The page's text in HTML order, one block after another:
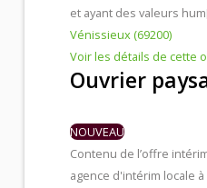
et ayant des valeurs
Vénissieux (69200)
Voir les détails de cette
Ouvrier
NOUVEAU
Contenu de l’offre
agence d'intérim locale